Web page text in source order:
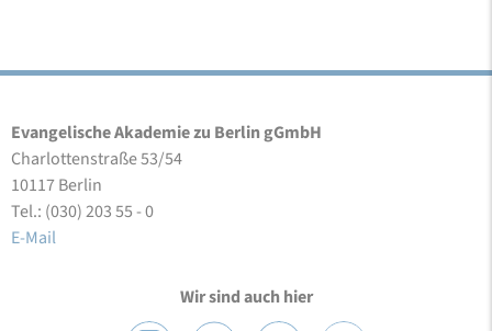
Evangelische Akademie zu Berlin gGmbH
Charlottenstraße 53/54
10117 Berlin
Tel.: (030) 203 55 - 0
E-Mail
Wir sind auch hier